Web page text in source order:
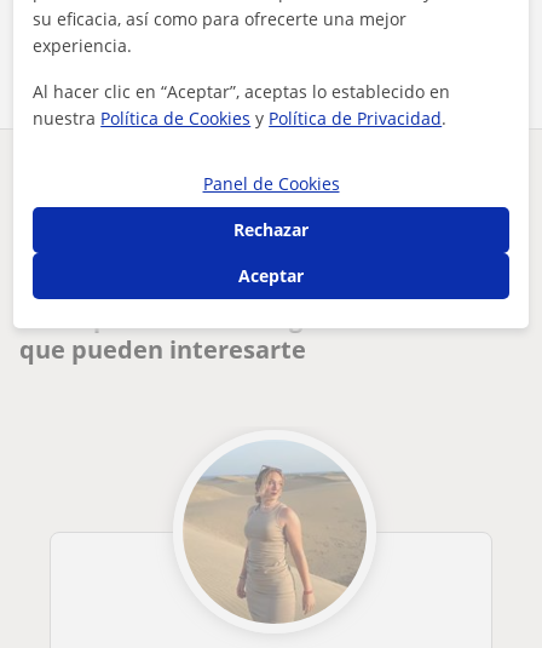
Comparte a este profesor
¿Hay algún error en este perfil?
Tus clases particulares
profesor de idiomas (inglés, alemán, español y árabe), doy c...
que pueden interesarte
su eficacia, así como para ofrecerte una mejor
experiencia.
Al hacer clic en “Aceptar”, aceptas lo establecido en
nuestra Política de Cookies y Política de Privacidad.
Panel de Cookies
Rechazar
Aceptar